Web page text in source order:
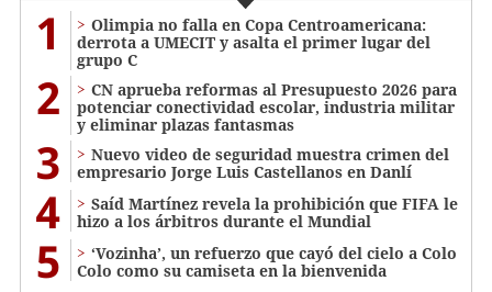
1
Olimpia no falla en Copa Centroamericana:
derrota a UMECIT y asalta el primer lugar del
grupo C
2
CN aprueba reformas al Presupuesto 2026 para
potenciar conectividad escolar, industria militar
y eliminar plazas fantasmas
3
Nuevo video de seguridad muestra crimen del
empresario Jorge Luis Castellanos en Danlí
4
Saíd Martínez revela la prohibición que FIFA le
hizo a los árbitros durante el Mundial
5
‘Vozinha’, un refuerzo que cayó del cielo a Colo
Colo como su camiseta en la bienvenida